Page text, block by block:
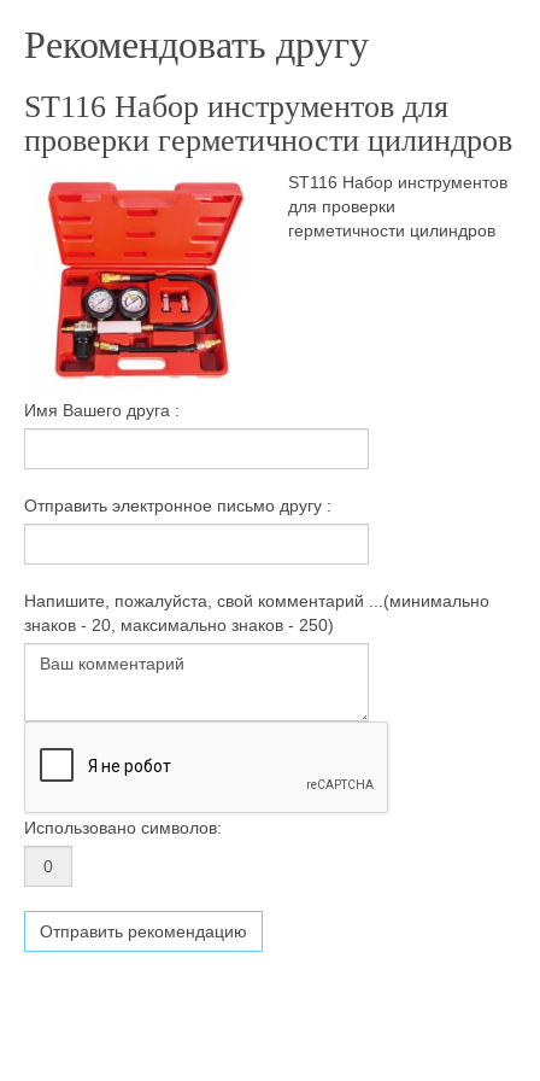
Рекомендовать другу
ST116 Набор инструментов для
проверки герметичности цилиндров
ST116 Набор инструментов
для проверки
герметичности цилиндров
Имя Вашего друга :
Отправить электронное письмо другу :
Напишите, пожалуйста, свой комментарий ...(минимально
знаков - 20, максимально знаков - 250)
Использовано символов: